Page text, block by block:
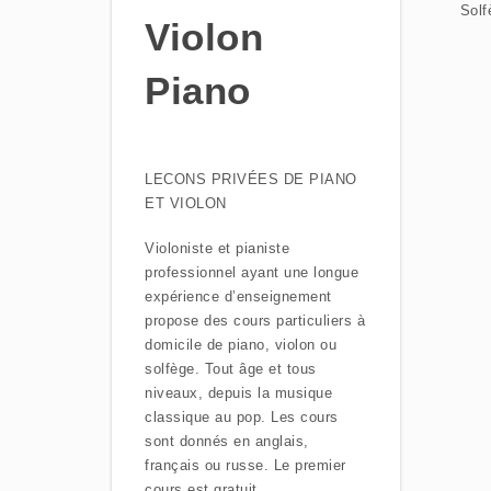
Violon
Piano
LECONS PRIVÉES DE PIANO
ET VIOLON
Violoniste et pianiste
professionnel ayant une longue
expérience d’enseignement
propose des cours particuliers à
domicile de piano, violon ou
solfège. Tout âge et tous
niveaux, depuis la musique
classique au pop. Les cours
sont donnés en anglais,
français ou russe. Le premier